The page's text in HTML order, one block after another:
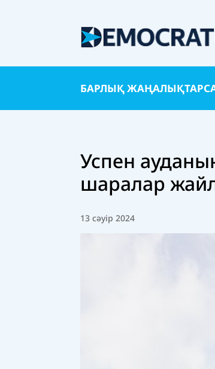
БАРЛЫҚ ЖАҢАЛЫҚТАР
Успен
шаралар
13 сәуір 2024